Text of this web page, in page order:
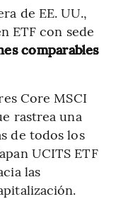
de EE. UU.,
ETF con sede
comparables
Core MSCI
rastrea una
de todos los
UCITS ETF
las